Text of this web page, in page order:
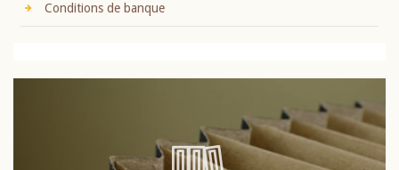
Conditions de banque